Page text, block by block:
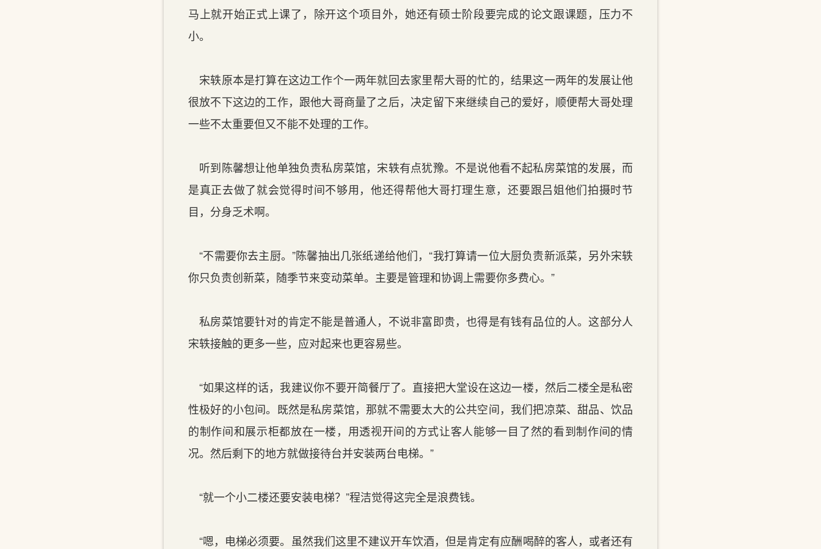
马上就开始正式上课了，除开这个项目外，她还有硕士阶段要完成的论文跟课题，压力不
小。
宋轶原本是打算在这边工作个一两年就回去家里帮大哥的忙的，结果这一两年的发展让他
很放不下这边的工作，跟他大哥商量了之后，决定留下来继续自己的爱好，顺便帮大哥处理
一些不太重要但又不能不处理的工作。
听到陈馨想让他单独负责私房菜馆，宋轶有点犹豫。不是说他看不起私房菜馆的发展，而
是真正去做了就会觉得时间不够用，他还得帮他大哥打理生意，还要跟吕姐他们拍摄时节
目，分身乏术啊。
“不需要你去主厨。”陈馨抽出几张纸递给他们，“我打算请一位大厨负责新派菜，另外宋轶
你只负责创新菜，随季节来变动菜单。主要是管理和协调上需要你多费心。”
私房菜馆要针对的肯定不能是普通人，不说非富即贵，也得是有钱有品位的人。这部分人
宋轶接触的更多一些，应对起来也更容易些。
“如果这样的话，我建议你不要开简餐厅了。直接把大堂设在这边一楼，然后二楼全是私密
性极好的小包间。既然是私房菜馆，那就不需要太大的公共空间，我们把凉菜、甜品、饮品
的制作间和展示柜都放在一楼，用透视开间的方式让客人能够一目了然的看到制作间的情
况。然后剩下的地方就做接待台并安装两台电梯。”
“就一个小二楼还要安装电梯？”程洁觉得这完全是浪费钱。
“嗯，电梯必须要。虽然我们这里不建议开车饮酒，但是肯定有应酬喝醉的客人，或者还有